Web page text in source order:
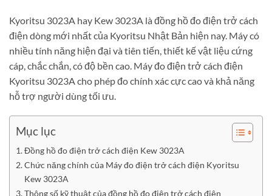
Kyoritsu 3023A hay Kew 3023A là đồng hồ đo điện trở cách
điện dòng mới nhất của Kyoritsu Nhật Bản hiện nay. Máy có
nhiều tính năng hiện đại và tiên tiến, thiết kế vật liệu cứng
cáp, chắc chắn, có độ bền cao. Máy đo điện trở cách điện
Kyoritsu 3023A cho phép đo chính xác cực cao và khả năng
hỗ trợ người dùng tối ưu.
Mục lục
Đồng hồ đo điện trở cách điện Kew 3023A
Chức năng chính của Máy đo điện trở cách điện Kyoritsu
Kew 3023A
Thông số kỹ thuật của đồng hồ đo điện trở cách điện